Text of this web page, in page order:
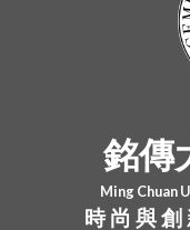
銘傳
Ming Chuan
時 尚 與 創